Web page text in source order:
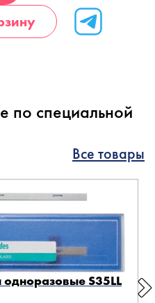
по специальной
Все товары
S35LL